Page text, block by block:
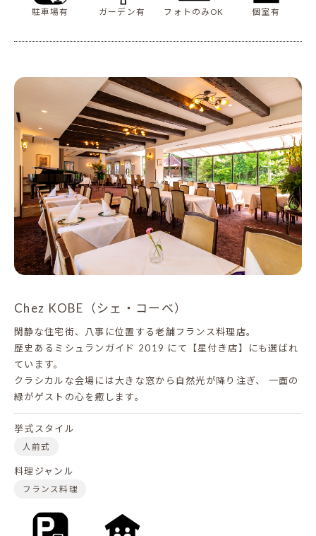
駐車場有 ガーデン有 フォトのみOK 個室有
Chez KOBE（シェ・コーベ）
閑静な住宅街、八事に位置する老舗フランス料理店。
歴史あるミシュランガイド 2019 にて【星付き店】にも選ばれ
ています。
クラシカルな会場には大きな窓から自然光が降り注ぎ、
一面の
緑がゲストの心を癒します。
挙式スタイル
人前式
料理ジャンル
フランス料理